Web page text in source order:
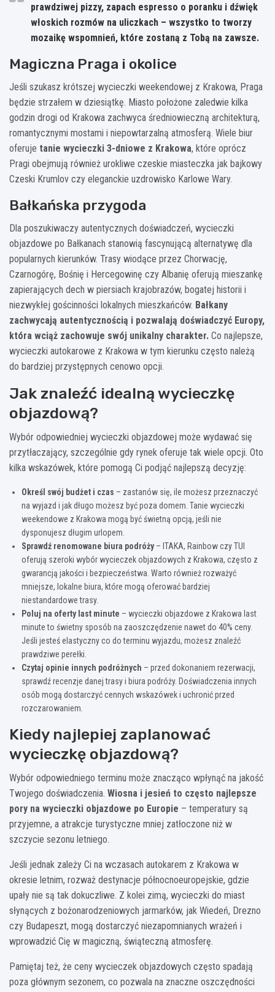
prawdziwej pizzy, zapach espresso o poranku i dźwięk
włoskich rozmów na uliczkach – wszystko to tworzy
mozaikę wspomnień, które zostaną z Tobą na zawsze.
Magiczna Praga i okolice
Jeśli szukasz krótszej wycieczki weekendowej z Krakowa, Praga
będzie strzałem w dziesiątkę. Miasto położone zaledwie kilka
godzin drogi od Krakowa zachwyca średniowieczną architekturą,
romantycznymi mostami i niepowtarzalną atmosferą. Wiele biur
oferuje tanie wycieczki 3-dniowe z Krakowa, które oprócz
Pragi obejmują również urokliwe czeskie miasteczka jak bajkowy
Czeski Krumlov czy eleganckie uzdrowisko Karlowe Wary.
Bałkańska przygoda
Dla poszukiwaczy autentycznych doświadczeń, wycieczki
objazdowe po Bałkanach stanowią fascynującą alternatywę dla
popularnych kierunków. Trasy wiodące przez Chorwację,
Czarnogórę, Bośnię i Hercegowinę czy Albanię oferują mieszankę
zapierających dech w piersiach krajobrazów, bogatej historii i
niezwykłej gościnności lokalnych mieszkańców. Bałkany
zachwycają autentycznością i pozwalają doświadczyć Europy,
która wciąż zachowuje swój unikalny charakter. Co najlepsze,
wycieczki autokarowe z Krakowa w tym kierunku często należą
do bardziej przystępnych cenowo opcji.
Jak znaleźć idealną wycieczkę
objazdową?
Wybór odpowiedniej wycieczki objazdowej może wydawać się
przytłaczający, szczególnie gdy rynek oferuje tak wiele opcji. Oto
kilka wskazówek, które pomogą Ci podjąć najlepszą decyzję:
Określ swój budżet i czas – zastanów się, ile możesz przeznaczyć
na wyjazd i jak długo możesz być poza domem. Tanie wycieczki
weekendowe z Krakowa mogą być świetną opcją, jeśli nie
dysponujesz długim urlopem.
Sprawdź renomowane biura podróży– ITAKA, Rainbow czy TUI
oferują szeroki wybór wycieczek objazdowych z Krakowa, często z
gwarancją jakości i bezpieczeństwa. Warto również rozważyć
mniejsze, lokalne biura, które mogą oferować bardziej
niestandardowe trasy.
Poluj na oferty last minute – wycieczki objazdowe z Krakowa last
minute to świetny sposób na zaoszczędzenie nawet do 40% ceny.
Jeśli jesteś elastyczny co do terminu wyjazdu, możesz znaleźć
prawdziwe perełki.
Czytaj opinie innych podróżnych – przed dokonaniem rezerwacji,
sprawdź recenzje danej trasy i biura podróży. Doświadczenia innych
osób mogą dostarczyć cennych wskazówek i uchronić przed
rozczarowaniem.
Kiedy najlepiej zaplanować
wycieczkę objazdową?
Wybór odpowiedniego terminu może znacząco wpłynąć na jakość
Twojego doświadczenia. Wiosna i jesień to często najlepsze
pory na wycieczki objazdowe po Europie – temperatury są
przyjemne, a atrakcje turystyczne mniej zatłoczone niż w
szczycie sezonu letniego.
Jeśli jednak zależy Ci na wczasach autokarem z Krakowa w
okresie letnim, rozważ destynacje północnoeuropejskie, gdzie
upały nie są tak dokuczliwe. Z kolei zimą, wycieczki do miast
słynących z bożonarodzeniowych jarmarków, jak Wiedeń, Drezno
czy Budapeszt, mogą dostarczyć niezapomnianych wrażeń i
wprowadzić Cię w magiczną, świąteczną atmosferę.
Pamiętaj też, że ceny wycieczek objazdowych często spadają
poza głównym sezonem, co pozwala na znaczne oszczędności